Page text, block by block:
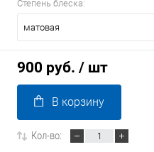
Степень блеска:
матовая
900 руб. / шт
В корзину
Кол-во: